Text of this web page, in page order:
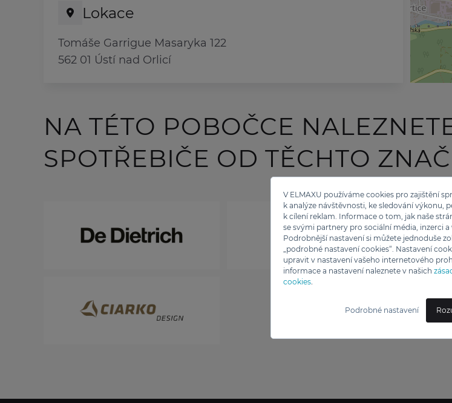
V ELMAXU používáme cookies pro zajištění
k analýze návštěvnosti, ke sledování výkonu,
k cílení reklam. Informace o tom, jak naše
se svými partnery pro sociální média, inzerci
Podrobnější nastavení si můžete jednoduše
„podrobné nastavení cookies“. Nastavení
upravit v nastavení vašeho internetového
informace a nastavení naleznete v našich
cookies.
Podrobné nastavení
Lokace
Tomáše Garrigue Masaryka 122
562 01 Ústí nad Orlicí
NA TÉTO POBOČCE
SPOTŘEBIČE OD TĚCHTO